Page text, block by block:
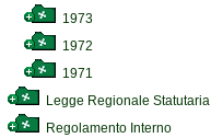
1973
1972
1971
Legge Regionale Statutaria
Regolamento Interno